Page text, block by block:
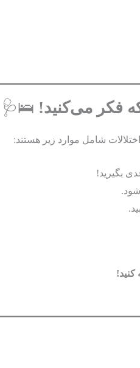
فکر می‌کنید! 🛌🩺
شامل موارد زیر هستند: